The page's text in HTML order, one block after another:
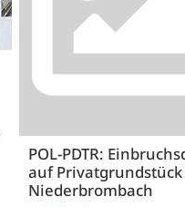
POL-PDTR:
auf
Niederbrombach